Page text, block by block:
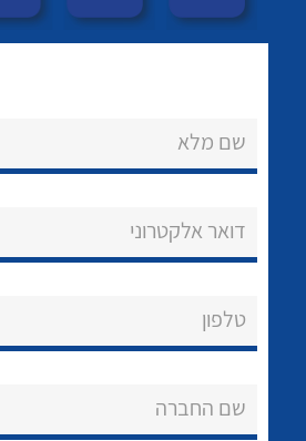
לכל מוצרי היצרן
שם מלא
דואר אלקטרוני
טלפון
שם החברה